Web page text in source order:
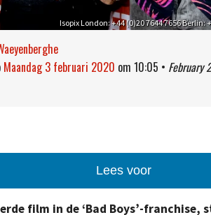
Isopix London: +44 (0)20 7644 7656 Berlin:
maandag 3 februari 2020 om 10:05 • February
Lees voor
film in de ‘Bad Boys’-